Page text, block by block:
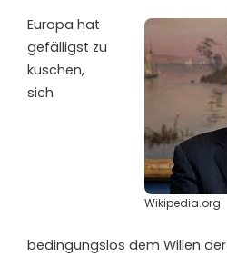
Wikipedia.org
Europa hat
gefälligst zu
kuschen,
sich
bedingungslos dem Willen